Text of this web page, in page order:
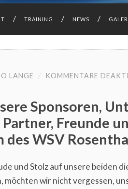
TRAINING NEWS
LANGE / KOMMENTARE
Sponsoren,
Freunde
WSV
und Stolz auf unsere beiden
möchten wir nicht vergessen,